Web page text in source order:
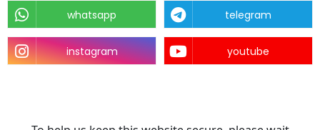
whatsapp telegram
instagram youtube